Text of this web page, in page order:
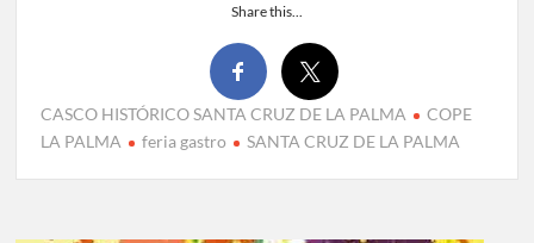
Share this...
CASCO HISTÓRICO SANTA CRUZ DE LA PALMA
COPE
LA PALMA
feria gastro SANTA CRUZ DE LA PALMA